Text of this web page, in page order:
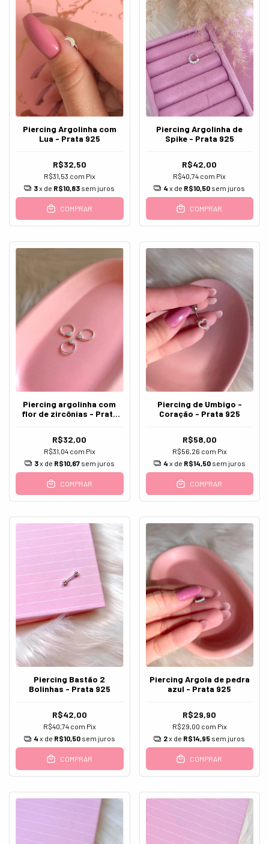
Piercing Argolinha com
Lua - Prata 925
R$32,50
R$31,53 com Pix
3x de R$10,83 sem juros
COMPRAR
Piercing Argolinha de
Spike - Prata 925
R$42,00
R$40,74 com Pix
4 x de R$10,50 sem juros
COMPRAR
Piercing argolinha com
flor de zircônias - Prata
R$32,00
R$31,04 com Pix
3x de R$10,67 sem juros
COMPRAR
Piercing de Umbigo -
Coração - Prata 925
R$58,00
R$56,26 com Pix
4 x de R$14,50 sem juros
COMPRAR
Piercing Bastão 2
Bolinhas - Prata 925
R$42,00
R$40,74 com Pix
4 x de R$10,50 sem juros
COMPRAR
Piercing Argola de pedra
azul - Prata 925
R$29,90
R$29,00 com Pix
2x de R$14,95 sem juros
COMPRAR